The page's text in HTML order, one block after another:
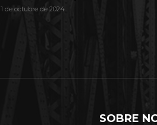
1 de octubre de 2024
SOBRE